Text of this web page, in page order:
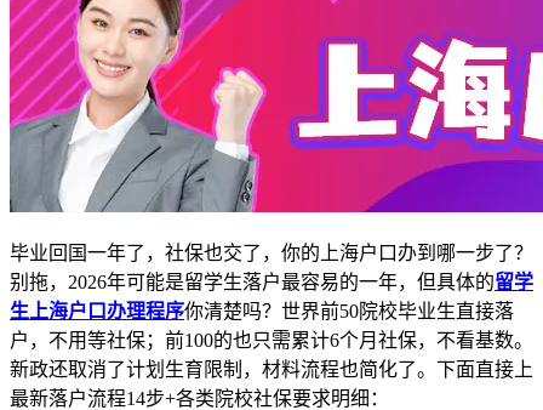
毕业回国一年了，社保也交了，你的上海户口办到哪一步了？
别拖，2026年可能是留学生落户最容易的一年，但具体的留学
生上海户口办理程序你清楚吗？世界前50院校毕业生直接落
户，不用等社保；前100的也只需累计6个月社保，不看基数。
新政还取消了计划生育限制，材料流程也简化了。下面直接上
最新落户流程14步+各类院校社保要求明细：